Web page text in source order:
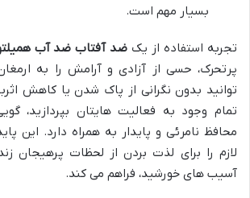
بسیار مهم است.
تجربه استفاده از یک ضد آفتاب ضد آب
پرتحرک، حسی از آزادی و آرامش را به
توانید بدون نگرانی از پاک شدن یا کاهش
تمام وجود به فعالیت هایتان بپردازید،
محافظ نامرئی و پایدار به همراه دارد. این
لازم را برای لذت بردن از لحظات پرهیجان
آسیب های خورشید، فراهم می کند.